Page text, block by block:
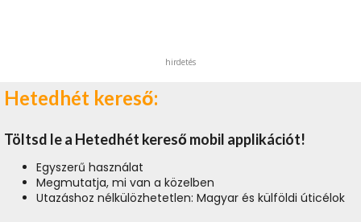
hirdetés
Hetedhét kereső:
Töltsd le a Hetedhét kereső mobil applikációt!
Egyszerű használat
Megmutatja, mi van a közelben
Utazáshoz nélkülözhetetlen: Magyar és külföldi úticélok